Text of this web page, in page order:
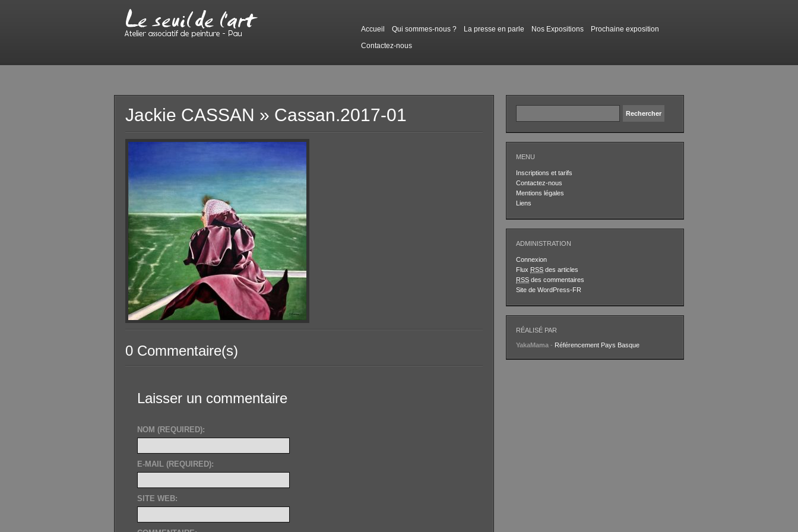
Accueil Qui sommes-nous ? La presse en parle Nos Expositions
Prochaine exposition
Contactez-nous
Jackie CASSAN » Cassan.2017-01
0 Commentaire(s)
Laisser un commentaire
NOM (REQUIRED):
E-MAIL (REQUIRED):
SITE WEB:
MENU
Inscriptions et tarifs
Contactez-nous
Mentions légales
Liens
ADMINISTRATION
Connexion
Flux RSS des articles
RSS des commentaires
Site de WordPress-FR
RÉALISÉ PAR
YakaMama - Référencement Pays Basque